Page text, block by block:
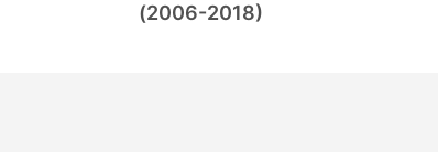
(2006-2018)